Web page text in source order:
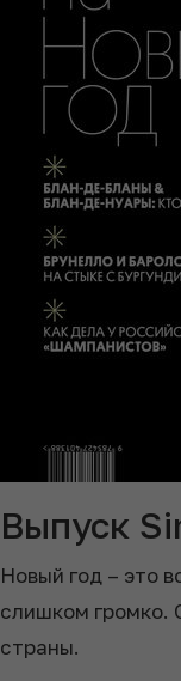
Выпуск
Новый год – это
слишком громко.
страны.